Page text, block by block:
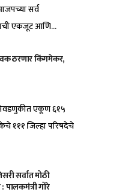
सर्व
एकजूट आणि...
ठरणार किंगमेकर,
एकूण ६१५
१११ जिल्हा परिषदेचे
सर्वात मोठी
पालकमंत्री गोरे